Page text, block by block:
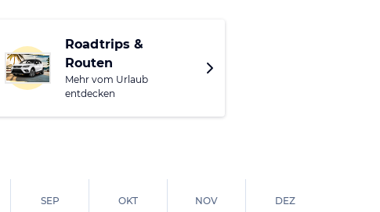
Roadtrips &
Routen
Mehr vom Urlaub
entdecken
SEP OKT NOV DEZ